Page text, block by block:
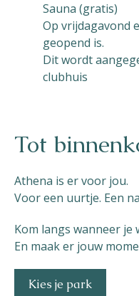
Sauna (gratis)
Op vrijdagavond
geopend is.
Dit wordt
clubhuis
Tot
Athena is er voor jou.
Voor een uurtje. Een
Kom langs wanneer je
En maak er jouw
Kies je park